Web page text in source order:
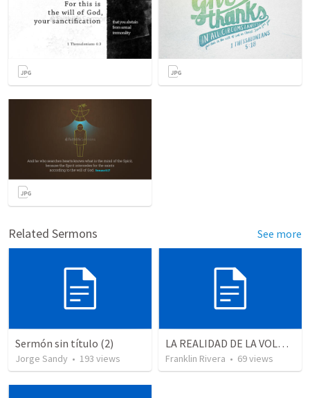
Related Sermons See more
Sermón sin título (2)
Jorge Sandy • 193 views
LA REALIDAD DE LA VOLUNTAD DE DIOS - Parte 3 | The reality of God’s will - Part 3
Franklin Rivera • 69views